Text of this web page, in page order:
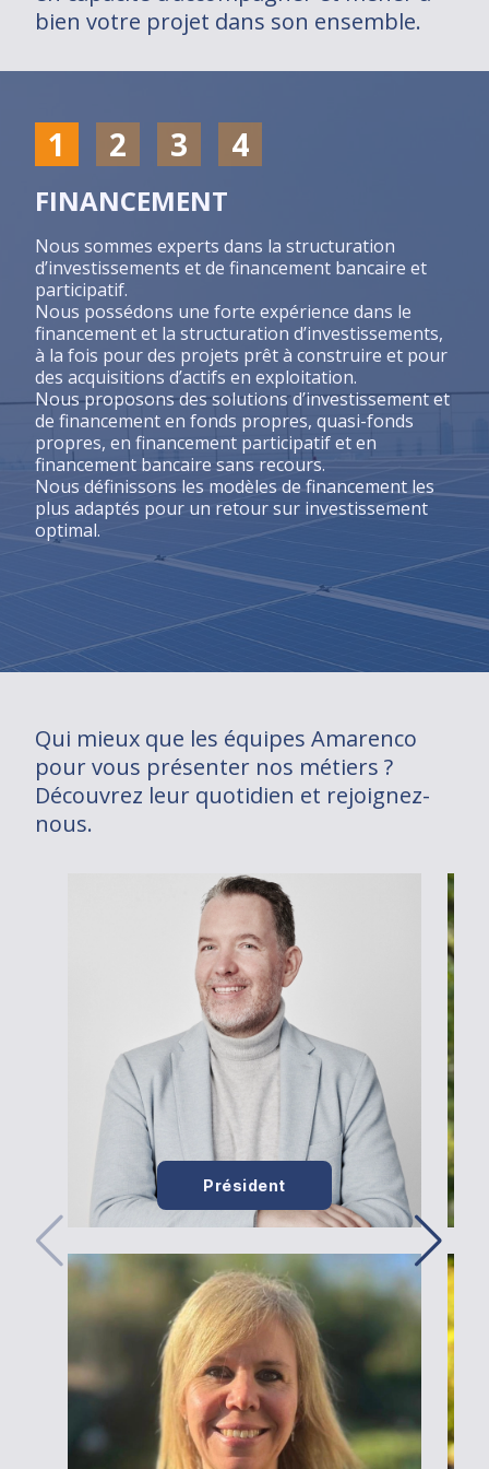
Nos métiers
News
Contact
bien votre projet dans son ensemble.
1 2 3 4
FINANCEMENT
Nous sommes experts dans la structuration
d’investissements et de financement bancaire et
participatif.
Nous possédons une forte expérience dans le
financement et la structuration d’investissements,
à la fois pour des projets prêt à construire et pour
des acquisitions d’actifs en exploitation.
Nous proposons des solutions d’investissement et
de financement en fonds propres, quasi-fonds
propres, en financement participatif et en
financement bancaire sans recours.
Nous définissons les modèles de financement les
plus adaptés pour un retour sur investissement
optimal.
Qui mieux que les équipes Amarenco
pour vous présenter nos métiers ?
Découvrez leur quotidien et rejoignez-
nous.
Président